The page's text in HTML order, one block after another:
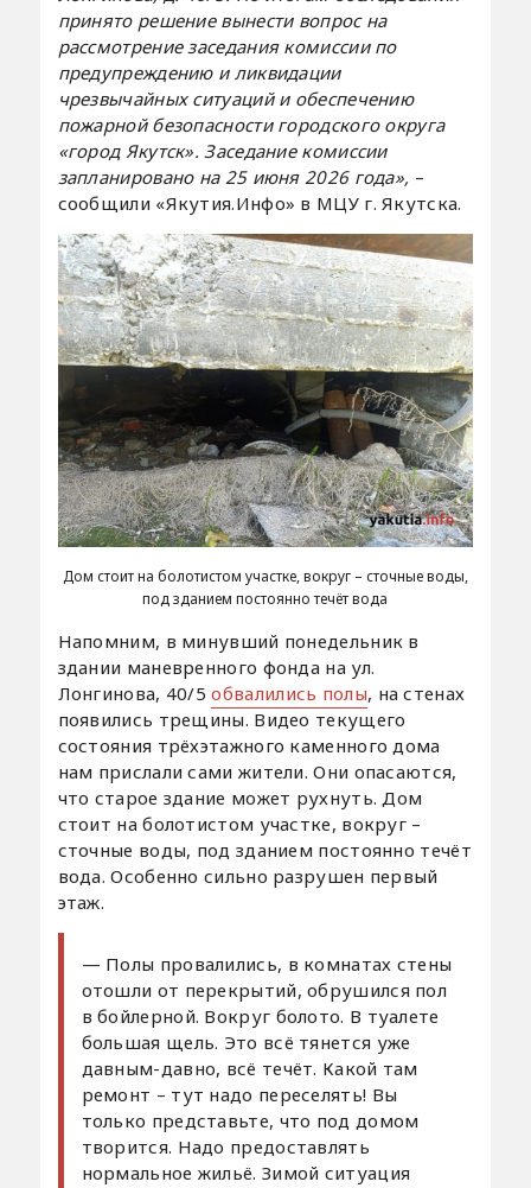
принято решение вынести вопрос на
рассмотрение заседания комиссии по
предупреждению и ликвидации
чрезвычайных ситуаций и обеспечению
пожарной безопасности городского округа
«город Якутск». Заседание комиссии
запланировано на 25 июня 2026 года», –
сообщили «Якутия.Инфо» в МЦУ г. Якутска.
Дом стоит на болотистом участке, вокруг – сточные воды,
под зданием постоянно течёт вода
Напомним, в минувший понедельник в
здании маневренного фонда на ул.
Лонгинова, 40/5обвалились полы, на стенах
появились трещины. Видео текущего
состояния трёхэтажного каменного дома
нам прислали сами жители. Они опасаются,
что старое здание может рухнуть. Дом
стоит на болотистом участке, вокруг –
сточные воды, под зданием постоянно течёт
вода. Особенно сильно разрушен первый
этаж.
— Полы провалились, в комнатах стены
отошли от перекрытий, обрушился пол
в бойлерной. Вокруг болото. В туалете
большая щель. Это всё тянется уже
давным-давно, всё течёт. Какой там
ремонт – тут надо переселять! Вы
только представьте, что под домом
творится. Надо предоставлять
нормальное жильё. Зимой ситуация